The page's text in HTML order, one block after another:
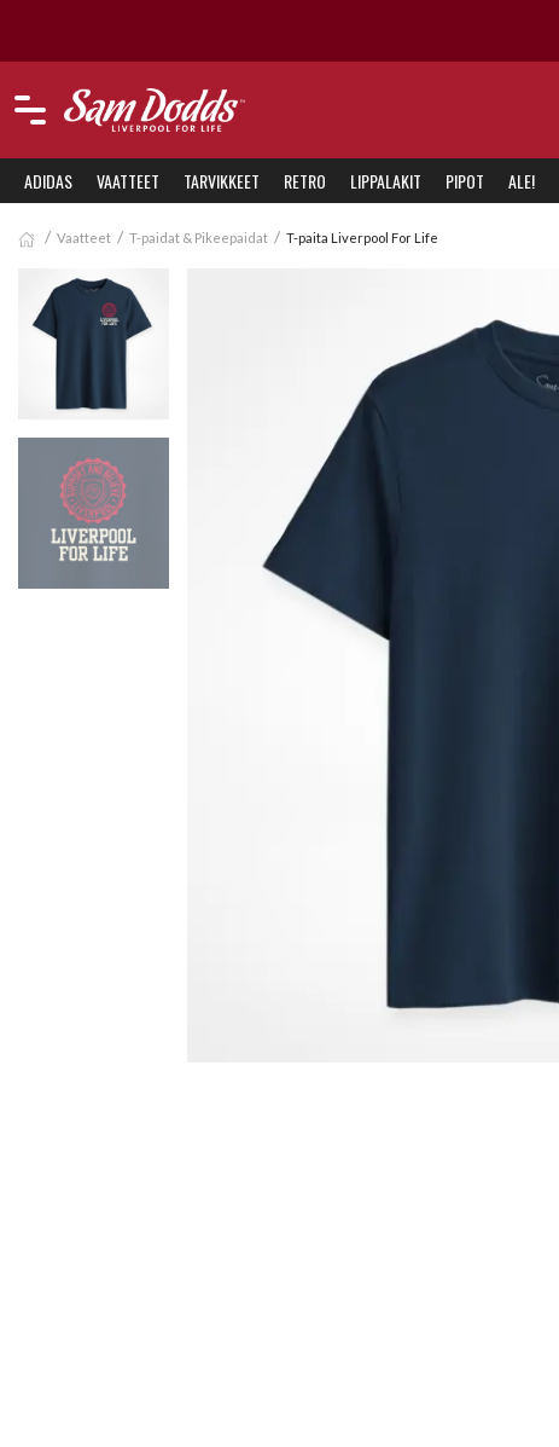
ADIDAS VAATTEET TARVIKKEET RETRO LIPPALAKIT PIPOT ALE!
Vaatteet T-paidat & Pikeepaidat T-paita Liverpool For Life